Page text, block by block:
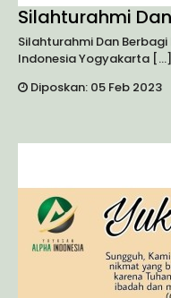
Silahturahmi
Silahturahmi Dan
Indonesia Yogyakarta [...]
Diposkan: 05 Feb 2023